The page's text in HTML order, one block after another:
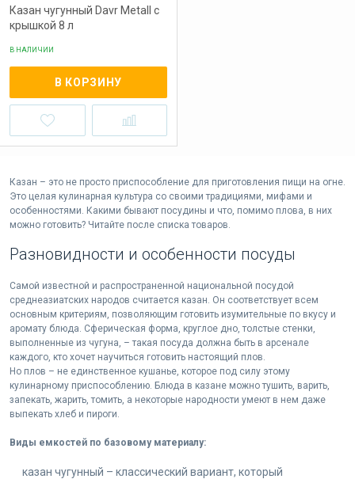
Казан чугунный Davr Metall с
крышкой 8 л
В НАЛИЧИИ
В КОРЗИНУ
Казан – это не просто приспособление для приготовления пищи на огне.
Это целая кулинарная культура со своими традициями, мифами и
особенностями. Какими бывают посудины и что, помимо плова, в них
можно готовить? Читайте после списка товаров.
Разновидности и особенности посуды
Самой известной и распространенной национальной посудой
среднеазиатских народов считается казан. Он соответствует всем
основным критериям, позволяющим готовить изумительные по вкусу и
аромату блюда. Сферическая форма, круглое дно, толстые стенки,
выполненные из чугуна, – такая посуда должна быть в арсенале
каждого, кто хочет научиться готовить настоящий плов.
Но плов – не единственное кушанье, которое под силу этому
кулинарному приспособлению. Блюда в казане можно тушить, варить,
запекать, жарить, томить, а некоторые народности умеют в нем даже
выпекать хлеб и пироги.
Виды емкостей по базовому материалу:
казан чугунный – классический вариант, который